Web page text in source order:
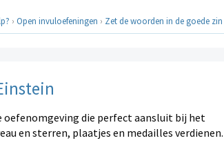
› Open invuloefeningen › Zet de woorden in de goede
die perfect aansluit bij het
en sterren, plaatjes en medailles verdienen.